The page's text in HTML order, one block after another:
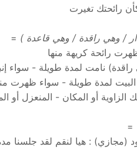
رائحتك تغيرت
/ وهي راقدة / وهي قاعدة ) =
راقدة) نامت لمدة طويلة - سواء
لمدة طويلة - سواء ظهرت
أو المكان - المنعزل أو
=
(مجازي) : هيا لنقم لقد جلسنا